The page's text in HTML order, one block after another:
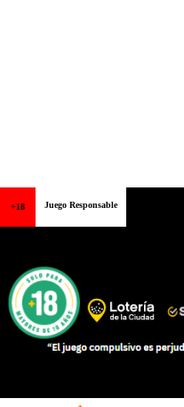
+18 Juego Responsable